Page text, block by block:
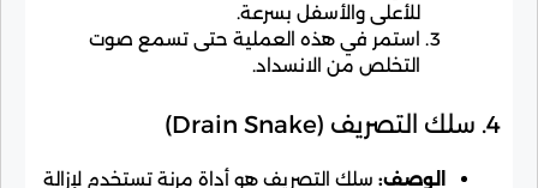
للأعلى والأسفل بسرعة.
استمر في هذه العملية حتى تسمع صوت
التخلص من الانسداد.
4. سلك التصريف (Drain Snake)
الوصف: سلك التصريف هو أداة مرنة تستخدم لإزالة